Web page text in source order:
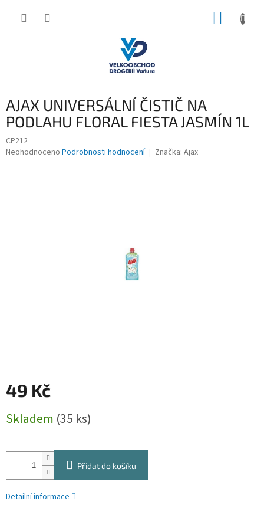
AJAX UNIVERSÁLNÍ ČISTIČ NA
PODLAHU FLORAL FIESTA JASMÍN 1L
CP212
Průměrné
Neohodnoceno Podrobnosti hodnocení Značka: Ajax
49 Kč
cena:
Skladem (35 ks)
Přidat do košíku
Detailní informace